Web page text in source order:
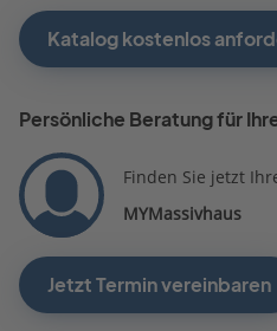
Katalog kostenlos
Persönliche Beratung für
Finden Sie jetzt
MYMassivhaus
Jetzt Termin vereinbaren